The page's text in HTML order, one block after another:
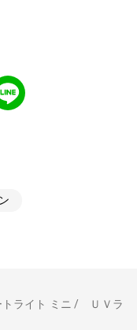
トライト ミニ / ＵＶラ